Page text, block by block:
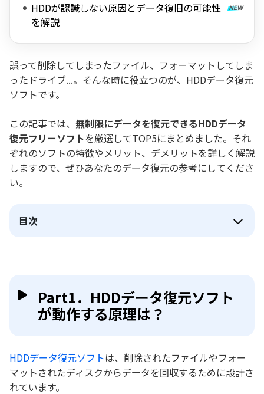
HDDが認識しない原因とデータ復旧の可能性
を解説
誤って削除してしまったファイル、フォーマットしてしま
ったドライブ...。そんな時に役立つのが、HDDデータ復元
ソフトです。
この記事では、 無制限にデータを復元できるHDDデータ
復元フリーソフトを厳選してTOP5にまとめました。それ
ぞれのソフトの特徴やメリット、デメリットを詳しく解説
しますので、ぜひあなたのデータ復元の参考にしてくださ
い。
目次
Part1．HDDデータ復元ソフト
が動作する原理は？
HDDデータ復元ソフトは、削除されたファイルやフォー
マットされたディスクからデータを回収するために設計さ
れています。